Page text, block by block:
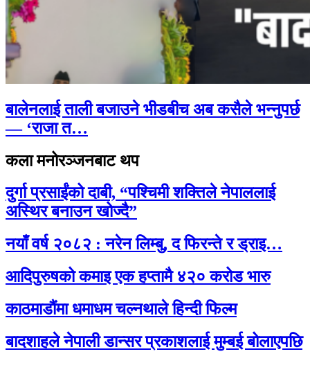
बालेनलाई ताली बजाउने भीडबीच अब कसैले भन्नुपर्छ
— ‘राजा त…
कला मनोरञ्जनबाट थप
दुर्गा प्रसाईंको दाबी, “पश्चिमी शक्तिले नेपाललाई
अस्थिर बनाउन खोज्दै”
नयाँ वर्ष २०८२ : नरेन लिम्बु, द फिरन्ते र ड्राइ…
आदिपुरुषको कमाइ एक हप्तामै ४२० करोड भारु
काठमाडौंमा धमाधम चल्नथाले हिन्दी फिल्म
बादशाहले नेपाली डान्सर प्रकाशलाई मुम्बई बोलाएपछि